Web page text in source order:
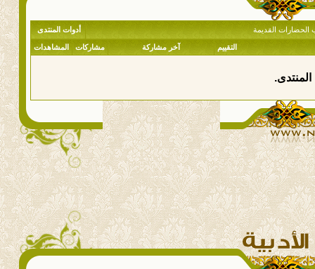
الحضارات القديمة أدوات المنتدى
التقييم آخر مشاركة مشاركات المشاهدات